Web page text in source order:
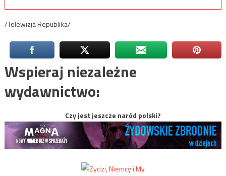
/Telewizja Republika/
Wspieraj niezależne
wydawnictwo:
Czy jest jeszcze naród polski?